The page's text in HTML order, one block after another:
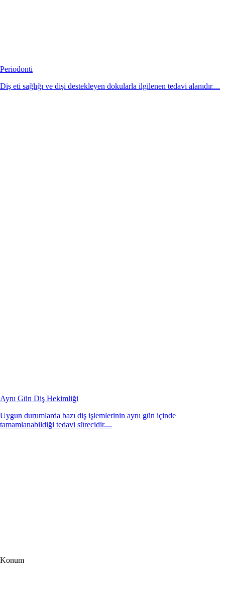
Periodonti
Diş eti sağlığı ve dişi destekleyen dokularla ilgilenen tedavi alanıdır....
Aynı Gün Diş Hekimliği
Uygun durumlarda bazı diş işlemlerinin aynı gün içinde
tamamlanabildiği tedavi sürecidir....
Konum